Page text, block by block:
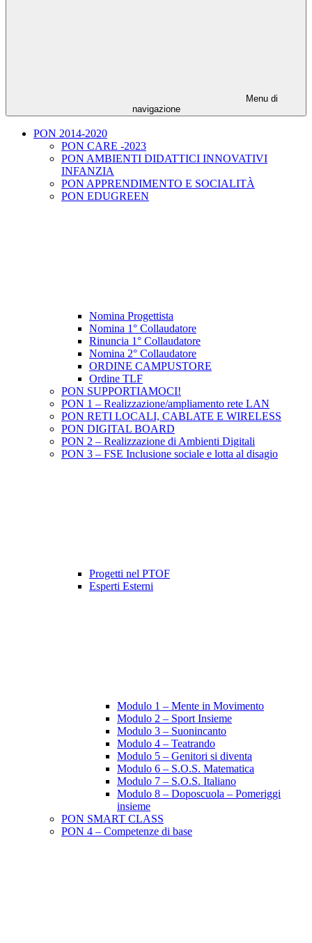
Menu di
navigazione
PON 2014-2020
PON CARE -2023
PON AMBIENTI DIDATTICI INNOVATIVI
INFANZIA
PON APPRENDIMENTO E SOCIALITÀ
PON EDUGREEN
Nomina Progettista
Nomina 1° Collaudatore
Rinuncia 1° Collaudatore
Nomina 2° Collaudatore
ORDINE CAMPUSTORE
Ordine TLF
PON SUPPORTIAMOCI!
PON 1 – Realizzazione/ampliamento rete LAN
PON RETI LOCALI, CABLATE E WIRELESS
PON DIGITAL BOARD
PON 2 – Realizzazione di Ambienti Digitali
PON 3 – FSE Inclusione sociale e lotta al disagio
Progetti nel PTOF
Esperti Esterni
Modulo 1 – Mente in Movimento
Modulo 2 – Sport Insieme
Modulo 3 – Suonincanto
Modulo 4 – Teatrando
Modulo 5 – Genitori si diventa
Modulo 6 – S.O.S. Matematica
Modulo 7 – S.O.S. Italiano
Modulo 8 – Doposcuola – Pomeriggi
insieme
PON SMART CLASS
PON 4 – Competenze di base